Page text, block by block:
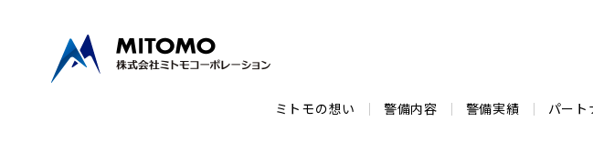
ミトモの想い 警備内容 警備実績 パート